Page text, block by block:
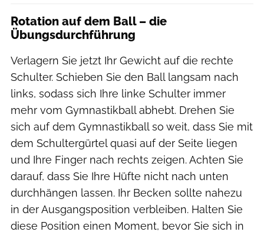
Rotation auf dem Ball – die
Übungsdurchführung
Verlagern Sie jetzt Ihr Gewicht auf die rechte
Schulter. Schieben Sie den Ball langsam nach
links, sodass sich Ihre linke Schulter immer
mehr vom Gymnastikball abhebt. Drehen Sie
sich auf dem Gymnastikball so weit, dass Sie mit
dem Schultergürtel quasi auf der Seite liegen
und Ihre Finger nach rechts zeigen. Achten Sie
darauf, dass Sie Ihre Hüfte nicht nach unten
durchhängen lassen. Ihr Becken sollte nahezu
in der Ausgangsposition verbleiben. Halten Sie
diese Position einen Moment, bevor Sie sich in